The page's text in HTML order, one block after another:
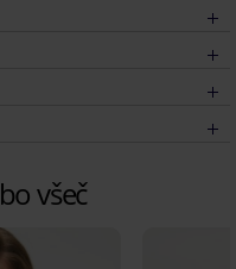
všeč